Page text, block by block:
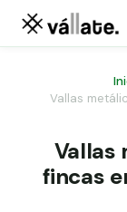
Malla
Malla
Puerta
Vallas
Vallas
fincas